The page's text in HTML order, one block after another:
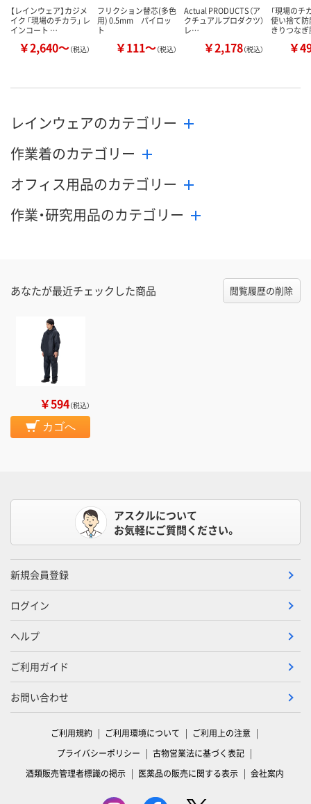
【レインウェア】カジメ
イク 「現場のチカラ」 レ
インコート …
￥2,640～（税込）
フリクション替芯(多色
用) 0.5mm パイロッ
ト
￥111～（税込）
Actual PRODUCTS（ア
クチュアルプロダクツ）
レ…
￥2,178（税込）
「現場のチ
使い捨て
きりつな
￥
レインウェアのカテゴリー
作業着のカテゴリー
オフィス用品のカテゴリー
作業・研究用品のカテゴリー
あなたが最近チェックした商品 閲覧履歴の削除
￥594（税込）
カゴへ
アスクルについて
お気軽にご質問ください。
新規会員登録
ログイン
ヘルプ
ご利用ガイド
お問い合わせ
ご利用規約 ご利用環境について
ご利用上の注意
プライバシーポリシー
古物営業法に基づく表記
酒類販売管理者標識の掲示
医薬品の販売に関する表示 会社案内